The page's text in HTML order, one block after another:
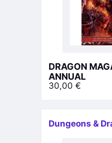
DRAGON
ANNUAL
30,00 €
Dungeons &